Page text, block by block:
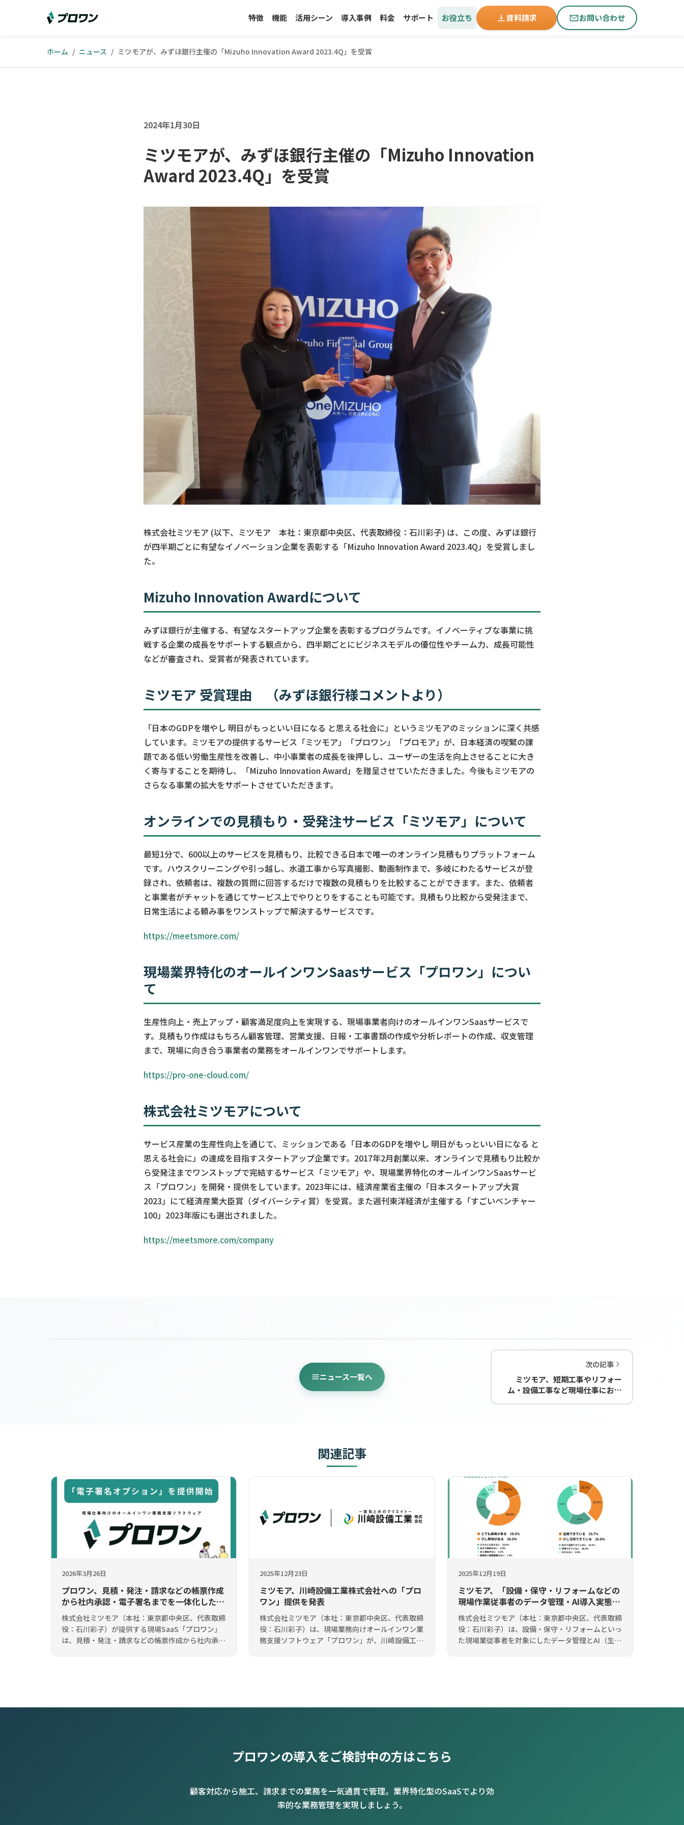
特徴 機能 活用シーン 導入事例 料金 サポート お役立ち 資料請求 お問い合わせ
ホーム / ニュース / ミツモアが、みずほ銀行主催の「Mizuho Innovation Award 2023.4Q」を受賞
2024年1月30日
ミツモアが、みずほ銀行主催の「Mizuho Innovation
Award 2023.4Q」を受賞
株式会社ミツモア (以下、ミツモア 本社：東京都中央区、代表取締役：石川彩子) は、この度、みずほ銀行
が四半期ごとに有望なイノベーション企業を表彰する「Mizuho Innovation Award 2023.4Q」を受賞しまし
た。
Mizuho Innovation Awardについて
みずほ銀行が主催する、有望なスタートアップ企業を表彰するプログラムです。イノベーティブな事業に挑
戦する企業の成長をサポートする観点から、四半期ごとにビジネスモデルの優位性やチーム力、成長可能性
などが審査され、受賞者が発表されています。
ミツモア 受賞理由 （みずほ銀行様コメントより）
「日本のGDPを増やし 明日がもっといい日になる と思える社会に」というミツモアのミッションに深く共感
しています。ミツモアの提供するサービス「ミツモア」「プロワン」「プロモア」が、日本経済の喫緊の課
題である低い労働生産性を改善し、中小事業者の成長を後押しし、ユーザーの生活を向上させることに大き
く寄与することを期待し、「Mizuho Innovation Award」を贈呈させていただきました。今後もミツモアの
さらなる事業の拡大をサポートさせていただきます。
オンラインでの見積もり・受発注サービス「ミツモア」について
最短1分で、600以上のサービスを見積もり、比較できる日本で唯一のオンライン見積もりプラットフォーム
です。ハウスクリーニングや引っ越し、水道工事から写真撮影、動画制作まで、多岐にわたるサービスが登
録され、依頼者は、複数の質問に回答するだけで複数の見積もりを比較することができます。また、依頼者
と事業者がチャットを通じてサービス上でやりとりをすることも可能です。見積もり比較から受発注まで、
日常生活による頼み事をワンストップで解決するサービスです。
https://meetsmore.com/
現場業界特化のオールインワンSaasサービス「プロワン」につい
て
生産性向上・売上アップ・顧客満足度向上を実現する、現場事業者向けのオールインワンSaasサービスで
す。見積もり作成はもちろん顧客管理、営業支援、日報・工事書類の作成や分析レポートの作成、収支管理
まで、現場に向き合う事業者の業務をオールインワンでサポートします。
https://pro-one-cloud.com/
株式会社ミツモアについて
サービス産業の生産性向上を通じて、ミッションである「日本のGDPを増やし 明日がもっといい日になる と
思える社会に」の達成を目指すスタートアップ企業です。2017年2月創業以来、オンラインで見積もり比較か
ら受発注までワンストップで完結するサービス「ミツモア」や、現場業界特化のオールインワンSaasサービ
ス「プロワン」を開発・提供をしています。2023年には、経済産業省主催の「日本スタートアップ大賞
2023」にて経済産業大臣賞（ダイバーシティ賞）を受賞。また週刊東洋経済が主催する「すごいベンチャー
100」2023年版にも選出されました。
https://meetsmore.com/company
ニュース一覧へ
次の記事
ミツモア、短期工事やリフォー
ム・設備工事など現場仕事におけ
関連記事
2026年3月26日
プロワン、見積・発注・請求などの帳票作成
から社内承認・電子署名までを一体化した
「電子署名オプション」を提供開始
株式会社ミツモア（本社：東京都中央区、代表取締
役：石川彩子）が提供する現場SaaS「プロワン」
は、見積・発注・請求などの帳票作成から社内承
2025年12月23日
ミツモア、川崎設備工業株式会社への「プロ
ワン」提供を発表
株式会社ミツモア（本社：東京都中央区、代表取締
役：石川彩子）は、現場業務向けオールインワン業
務支援ソフトウェア「プロワン」が、川崎設備工業
2025年12月19日
ミツモア、「設備・保守・リフォームなどの
現場作業従事者のデータ管理・AI導入実態調
査」を実施
株式会社ミツモア（本社：東京都中央区、代表取締
役：石川彩子）は、設備・保守・リフォームといっ
た現場業従事者を対象にしたデータ管理とAI（生成
プロワンの導入をご検討中の方はこちら
顧客対応から施工、請求までの業務を一気通貫で管理。業界特化型のSaaSでより効
率的な業務管理を実現しましょう。